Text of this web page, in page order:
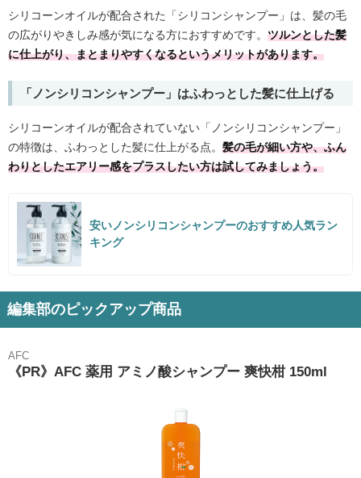
シリコーンオイルが配合された「シリコンシャンプー」は、髪の毛
の広がりやきしみ感が気になる方におすすめです。 ツルンとした髪
に仕上がり、まとまりやすくなるというメリットがあります。
「ノンシリコンシャンプー」はふわっとした髪に仕上げる
シリコーンオイルが配合されていない「ノンシリコンシャンプー」
の特徴は、ふわっとした髪に仕上がる点。 髪の毛が細い方や、ふん
わりとしたエアリー感をプラスしたい方は試してみましょう。
安いノンシリコンシャンプーのおすすめ人気ラン
キング
編集部のピックアップ商品
AFC
《PR》AFC 薬用 アミノ酸シャンプー 爽快柑 150ml